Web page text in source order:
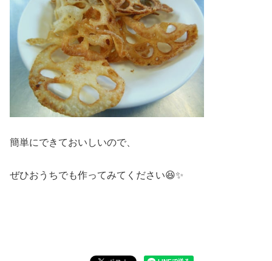
簡単にできておいしいので、
ぜひおうちでも作ってみてください😆✨